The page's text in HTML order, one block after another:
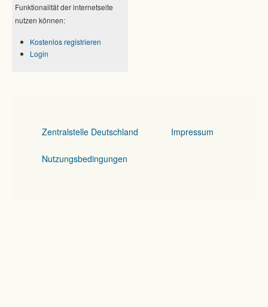
Funktionalität der internetseite
nutzen können:
Kostenlos registrieren
Login
Zentralstelle Deutschland Impressum
Nutzungsbedingungen